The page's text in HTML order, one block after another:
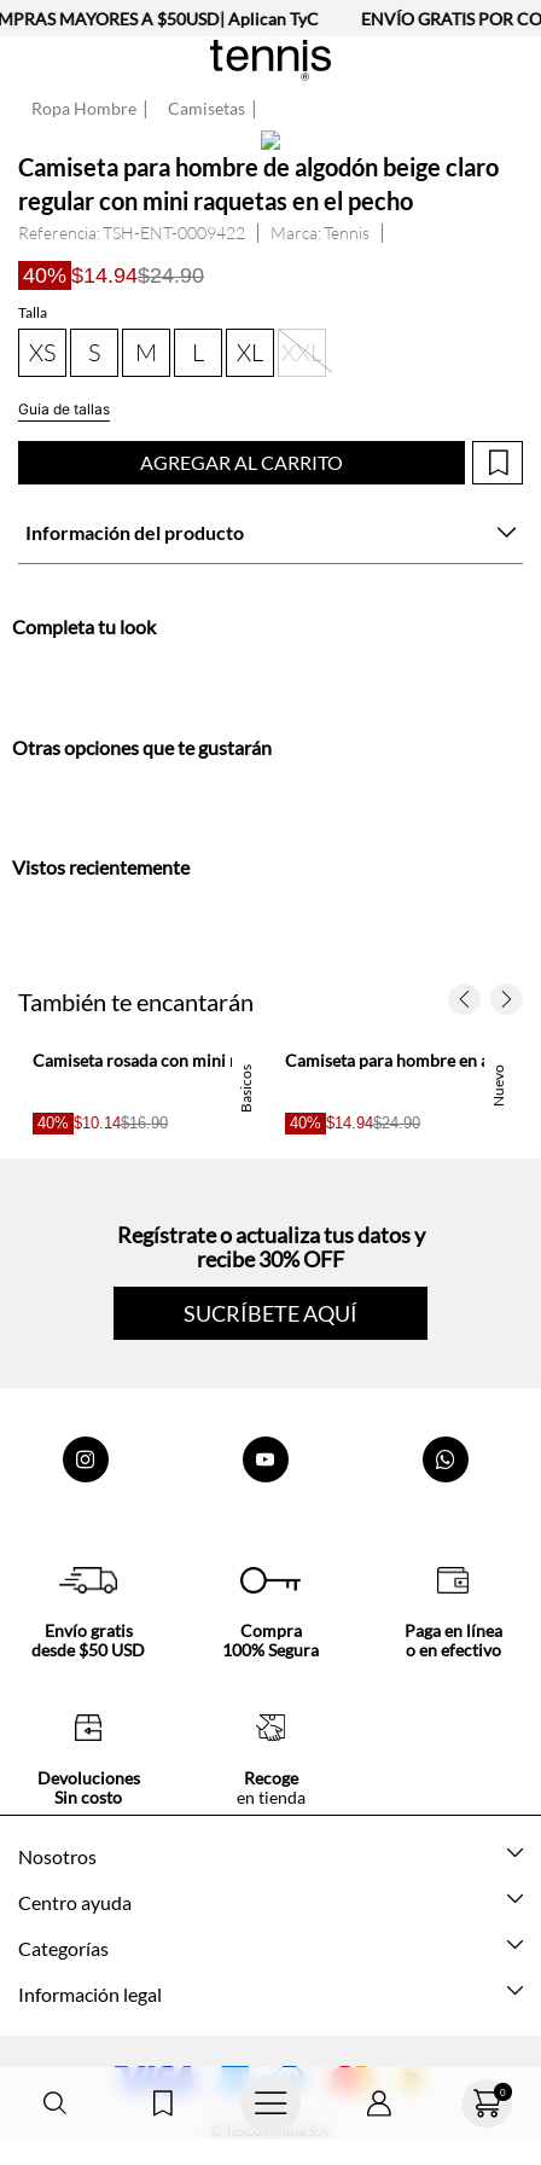
MAYORES A $50USD| Aplican TyC ENVÍO GRATIS POR
0
Ropa Hombre Camisetas
Camiseta para hombre de algodón beige claro
regular con mini raquetas en el pecho
Referencia:TSH-ENT-0009422 Tennis
40% $14.94$24.90
Talla
XS S M L XL XXL
Guia de tallas
AGREGAR AL CARRITO
Información del producto
Completa tu look
Otras opciones que te gustarán
Vistos recientemente
También te encantarán
Basicos
Camiseta rosada con mini raqueta bordada para hombre
40% $10.14$16.90
Nuevo
Camiseta para hombre en algodón gris claro corte regular con raquetas
40% $14.94$24.90
Regístrate o actualiza tus datos y
recibe 30% OFF
SUCRÍBETE AQUÍ
Envío gratis
desde $50 USD
Compra
100% Segura
Paga en línea
o en efectivo
Devoluciones
Sin costo
Recoge
en tienda
Nosotros
Acerca de Tennis
Centro ayuda
Mis pedidos
Guía de tallas
Contáctanos
Categorías
Nuevo
Niña
Información legal
Politica de envío y devolución
Políticas de privacidad
© Texcolombia S.A.